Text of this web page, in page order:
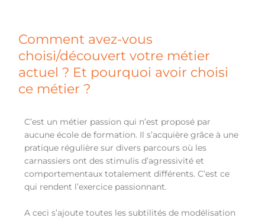
Comment avez-vous
choisi/découvert votre métier
actuel ? Et pourquoi avoir choisi
ce métier ?
C’est un métier passion qui n’est proposé par
aucune école de formation. Il s’acquière grâce à une
pratique régulière sur divers parcours où les
carnassiers ont des stimulis d’agressivité et
comportementaux totalement différents. C’est ce
qui rendent l’exercice passionnant.
A ceci s’ajoute toutes les subtilités de modélisation